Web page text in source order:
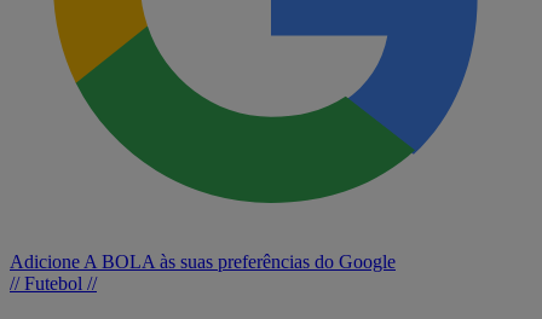
Adicione A BOLA às suas preferências do Google
// Futebol //